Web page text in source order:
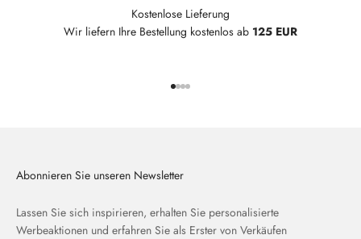
Kostenlose Lieferung
Wir liefern Ihre Bestellung kostenlos ab 125 EUR
Abonnieren Sie unseren Newsletter
Lassen Sie sich inspirieren, erhalten Sie personalisierte
Werbeaktionen und erfahren Sie als Erster von Verkäufen